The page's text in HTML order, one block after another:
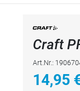
Craft
Art.Nr.:
14,95